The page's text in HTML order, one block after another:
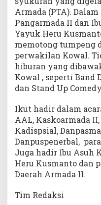
Armada (PTA).
Pangarmada II dan
Yayuk Heru
memotong tumpeng
perwakilan Kowal.
hiburan yang
Kowal , seperti Band
dan Stand Up
Ikut hadir dalam
AAL, Kaskoarmada
Kadispsial,
Danpuspenerbal,
Juga hadir Ibu Asuh
Heru Kusmanto dan
Daerah Armada II.
Tim Redaksi